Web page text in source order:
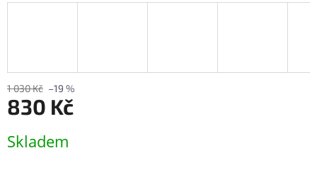
1 030 Kč –19 %
830 Kč
cena:
Skladem